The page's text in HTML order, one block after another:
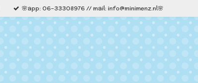
🌸app: 06-33308976 // mail: info@minimenz.nl🌸